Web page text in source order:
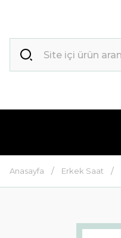
Anasayfa Erkek Saat